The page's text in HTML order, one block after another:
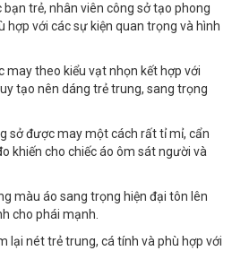
trẻ, nhân viên công sở tạo phong
với các sự kiện quan trọng và hình
may theo kiểu vạt nhọn kết hợp với
tạo nên dáng trẻ trung, sang trọng
sở được may một cách rất tỉ mỉ, cẩn
khiến cho chiếc áo ôm sát người và
màu áo sang trọng hiện đại tôn lên
cho phái mạnh.
lại nét trẻ trung, cá tính và phù hợp với